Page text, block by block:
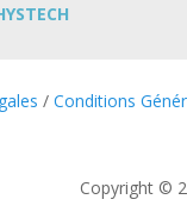
/ Conditions
Copyright ©